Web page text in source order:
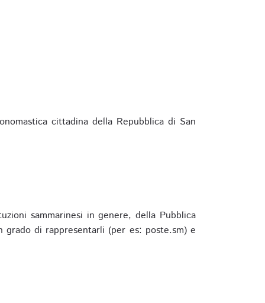
cittadina della Repubblica di San
sammarinesi in genere, della Pubblica
di rappresentarli (per es: poste.sm) e